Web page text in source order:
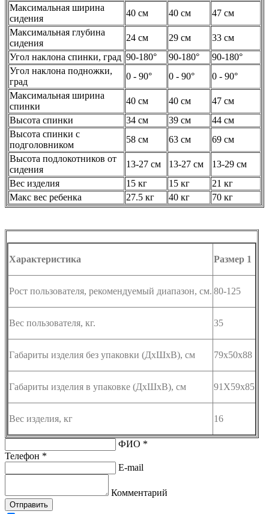
Максимальная ширина
сидения
40 см 40 см
47 см
Максимальная глубина
сидения
24 см 29 см
33 см
Угол наклона спинки, град 90-180° 90-180°
90-180°
Угол наклона подножки,
град
0 - 90° 0 - 90°
0 - 90°
Максимальная ширина
спинки
40 см 40 см
47 см
Высота спинки
34 см 39 см
44 см
Высота спинки с
подголовником
58 см 63 см
69 см
Высота подлокотников от
сидения
13-27 см 13-27 см
13-29 см
Вес изделия
15 кг 15 кг
21 кг
Макс вес ребенка
27.5 кг 40 кг 70 кг
Характеристика Размер 1
Рост пользователя, рекомендуемый диапазон, см. 80-125
Вес пользователя, кг. 35
Габариты изделия без упаковки (ДхШхВ), см 79х50х88
Габариты изделия в упаковке (ДхШхВ), см 91Х59х85
Вес изделия, кг 16
ФИО *
Телефон *
E-mail
Комментарий
Отправить